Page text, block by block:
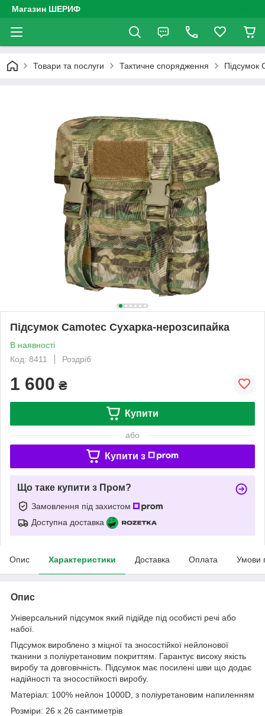
Магазин ШЕРИФ
Товари та послуги Тактичне спорядження Підсумок
Підсумок Camotec Сухарка-нерозсипайка
В наявності
Код: 8411
Роздріб
1 600 ₴
Купити
або
Купити з
Що таке купити з Пром?
Замовлення під захистом
Доступна доставка
Опис Характеристики Доставка Оплата Умови
Опис
Універсальний підсумок який підійде під особисті речі або
набої.
Підсумок вироблено з міцної та зносостійкої нейлонової
тканини з поліуретановим покриттям. Гарантує високу якість
виробу та довговічність. Підсумок має посилені шви що додає
надійності та зносостійкості виробу.
Матеріал: 100% нейлон 1000D, з поліуретановим напиленням
Розміри: 26 х 26 сантиметрів